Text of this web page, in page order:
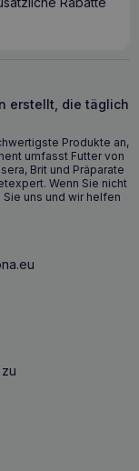
erstellt, die täglich
Produkte an,
umfasst Futter von
Brit und Präparate
Wenn Sie nicht
uns und wir helfen